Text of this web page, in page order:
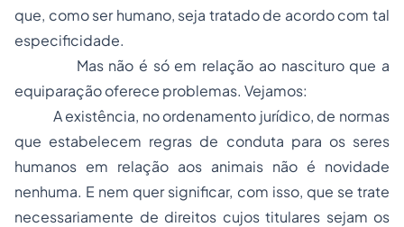
que, como ser humano, seja tratado de acordo com tal
especificidade.
Mas não é só em relação ao nascituro que a
equiparação oferece problemas. Vejamos:
A existência, no ordenamento jurídico, de normas
que estabelecem regras de conduta para os seres
humanos em relação aos animais não é novidade
nenhuma. E nem quer significar, com isso, que se trate
necessariamente de direitos cujos titulares sejam os